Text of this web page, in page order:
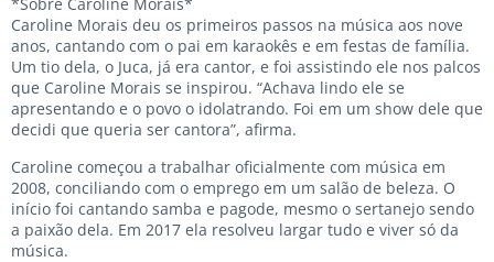
Caroline Morais deu os primeiros passos na música aos nove
anos, cantando com o pai em karaokês e em festas de família.
Um tio dela, o Juca, já era cantor, e foi assistindo ele nos palcos
que Caroline Morais se inspirou. “Achava lindo ele se
apresentando e o povo o idolatrando. Foi em um show dele que
decidi que queria ser cantora”, afirma.
Caroline começou a trabalhar oficialmente com música em
2008, conciliando com o emprego em um salão de beleza. O
início foi cantando samba e pagode, mesmo o sertanejo sendo
a paixão dela. Em 2017 ela resolveu largar tudo e viver só da
música.